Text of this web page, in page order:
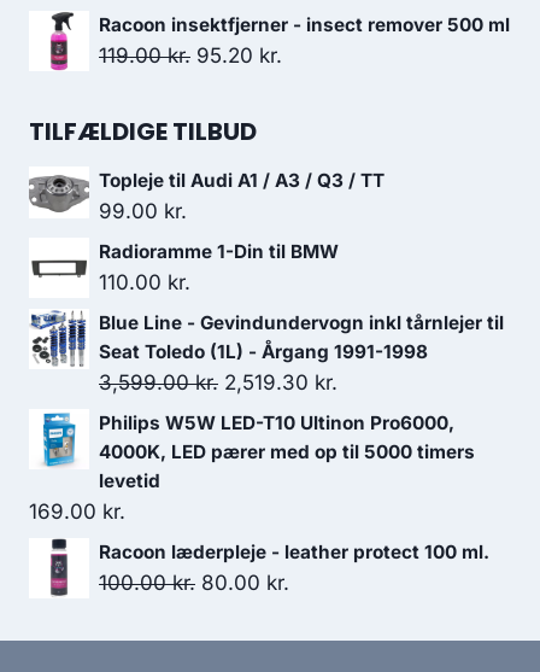
109.00 kr.. 87.20 kr..
oprindelige
pris
aktuelle
Racoon insektfjerner - insect remover 500 ml
119.00kr. Den
pris
119.00 kr..
95.20 kr.
95.20 kr..
TILFÆLDIGE TILBUD
Topleje til Audi A1 / A3 / Q3 / TT
99.00 kr.
Radioramme 1-Din til BMW
110.00 kr.
Blue Line - Gevindundervogn inkl tårnlejer til
Seat Toledo (1L) - Årgang 1991-1998
3,599.00kr. Den
oprindelige
pris
2,519.30 kr.
aktuelle
pris
Philips W5W LED-T10 Ultinon Pro6000,
4000K, LED pærer med op til 5000 timers
levetid
169.00 kr.
Racoon læderpleje - leather protect 100 ml.
100.00kr. Den
pris
80.00 kr.
pris